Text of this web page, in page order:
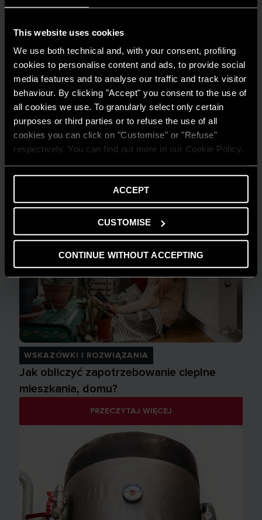
This website uses cookies
We use both technical and, with your consent, profiling
cookies to personalise content and ads, to provide social
media features and to analyse our traffic and track visitor
behaviour. By clicking "Accept" you consent to the use of
all cookies we use. To granularly select only certain
purposes or third parties or to refuse the use of all
cookies you can click on "Customise" or "Refuse"
respectively. You can find out more in our Cookie Policy.
ACCEPT
CUSTOMISE
CONTINUE WITHOUT ACCEPTING
WSKAZÓWKI I ROZWIĄZANIA
Chłodzenie pompą ciepła latem: aktywne
vs pasywne, punkt rosy i jak uniknąć
skraplania
PRZECZYTAJ WIĘCEJ
WSKAZÓWKI I ROZWIĄZANIA
Jak obliczyć zapotrzebowanie cieplne
mieszkania, domu?
PRZECZYTAJ WIĘCEJ